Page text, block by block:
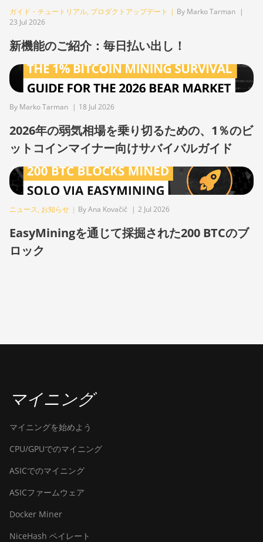
(158Th)
(255Th)
BITMAIN Antminer S19j
(100TH)
BITMAIN Antminer S19j (90Th)
(96Th)
BITMAIN Antminer S19j XP
(151TH)
BITMAIN Antminer S19k Pro
(120Th)
BITMAIN Antminer S23 Hyd.
BITMAIN Antminer S23e Hyd
(145Th)
(158Th)
BITMAIN Antminer T21 (190TH)
Baikal BK-G28
Baikal Giant X10
Baikal Giant+
Bitdeer SealMiner A2
ガイド・チュートリアル, プロダクトアップデート | By Marko Tarman |
23 Jul 2026
新機能のご紹介：毎日払い出し！
By Marko Tarman | 18 Jul 2026
2026年の弱気相場を乗り切るための、1％のビ
ットコインマイナー向けサバイバルガイド
ニュース, お知らせ | By Ana Kovačič | 2 Jul 2026
EasyMiningを通じて採掘された200 BTCのブ
ロック
マイニング
マイニングを始めよう
CPU/GPUでのマイニング
ASICでのマイニング
ASICファームウェア
Docker Miner
NiceHash ペイレート